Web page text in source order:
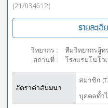
(21/03461P)
รายละเ
วิทยากร :
ทีมวิทยากรผู้
สถานที่ : โรงแรมโนโว
อัตราค่าสัมมนา
สมาชิก
บุคคลทั้่ว